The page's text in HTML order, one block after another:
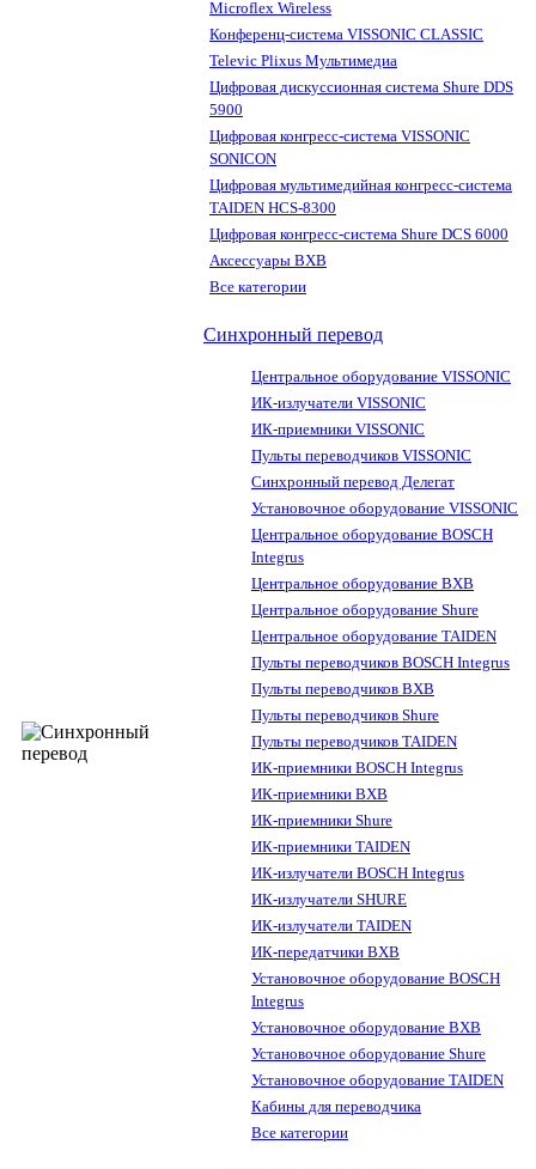
Microflex Wireless
Конференц-система VISSONIC CLASSIC
Televic Plixus Мультимедиа
Цифровая дискуссионная система Shure DDS
5900
Цифровая конгресс-система VISSONIC
SONICON
Цифровая мультимедийная конгресс-система
TAIDEN HCS-8300
Цифровая конгресс-система Shure DCS 6000
Аксессуары BXB
Все категории
Синхронный перевод
Центральное оборудование VISSONIC
ИК-излучатели VISSONIC
ИК-приемники VISSONIC
Пульты переводчиков VISSONIC
Синхронный перевод Делегат
Установочное оборудование VISSONIC
Центральное оборудование BOSCH
Integrus
Центральное оборудование BXB
Центральное оборудование Shure
Центральное оборудование TAIDEN
Пульты переводчиков BOSCH Integrus
Пульты переводчиков BXB
Пульты переводчиков Shure
Пульты переводчиков TAIDEN
ИК-приемники BOSCH Integrus
ИК-приемники BXB
ИК-приемники Shure
ИК-приемники TAIDEN
ИК-излучатели BOSCH Integrus
ИК-излучатели SHURE
ИК-излучатели TAIDEN
ИК-передатчики BXB
Установочное оборудование BOSCH
Integrus
Установочное оборудование BXB
Установочное оборудование Shure
Установочное оборудование TAIDEN
Кабины для переводчика
Все категории